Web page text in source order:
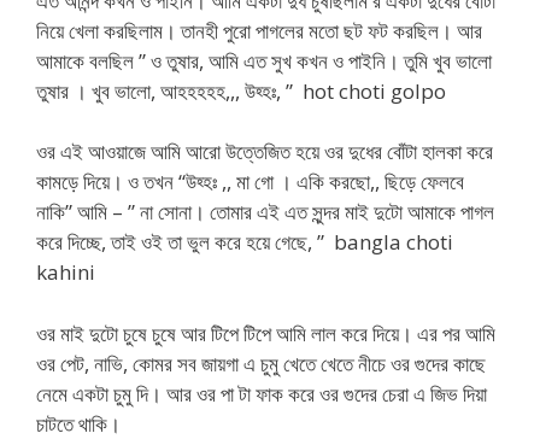
নিয়ে খেলা করছিলাম। তানহী পুরো পাগলের মতো ছট ফট করছিল। আর
আমাকে বলছিল ” ও তুষার, আমি এত সুখ কখন ও পাইনি। তুমি খুব ভালো
তুষার । খুব ভালো, আহহহহহ,,, উহ্হঃ, ” hot choti golpo
ওর এই আওয়াজে আমি আরো উত্তেজিত হয়ে ওর দুধের বোঁটা হালকা করে
কামড়ে দিয়ে। ও তখন “উহ্হঃ ,, মা গো । একি করছো,, ছিড়ে ফেলবে
নাকি” আমি – ” না সোনা। তোমার এই এত সুন্দর মাই দুটো আমাকে পাগল
করে দিচ্ছে, তাই ওই তা ভুল করে হয়ে গেছে, ” bangla choti
kahini
ওর মাই দুটো চুষে চুষে আর টিপে টিপে আমি লাল করে দিয়ে। এর পর আমি
ওর পেট, নাভি, কোমর সব জায়গা এ চুমু খেতে খেতে নীচে ওর গুদের কাছে
নেমে একটা চুমু দি। আর ওর পা টা ফাক করে ওর গুদের চেরা এ জিভ দিয়া
চাটতে থাকি।